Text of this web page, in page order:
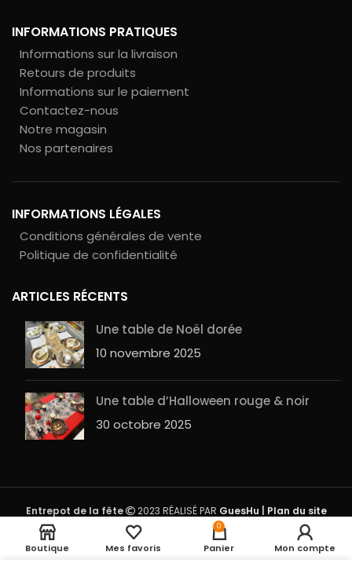
INFORMATIONS PRATIQUES
Informations sur la livraison
Retours de produits
Informations sur le paiement
Contactez-nous
Notre magasin
Nos partenaires
INFORMATIONS LÉGALES
Conditions générales de vente
Politique de confidentialité
ARTICLES RÉCENTS
Une table de Noël dorée
10 novembre 2025
Une table d’Halloween rouge & noir
30 octobre 2025
Entrepot de la fête 2023 RÉALISÉ PAR GuesHu Plan du site
Nœuds voiture x20
€
Boutique Mes favoris
0
Panier Mon compte